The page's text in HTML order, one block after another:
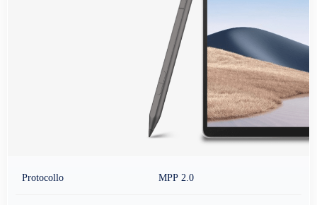
Protocollo MPP 2.0